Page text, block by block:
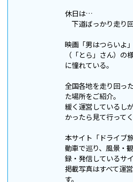
休日は…
下道ばっかり走り
映画「男はつらいよ
（「とら」さん）の
に憧れている。
全国各地を走り回っ
た場所をご紹介。
緩く運営しているし
かったら見て行ってく
本サイト「ドライブ
動車で巡り、風景・
録・発信しているサイ
掲載写真はすべて運
す。